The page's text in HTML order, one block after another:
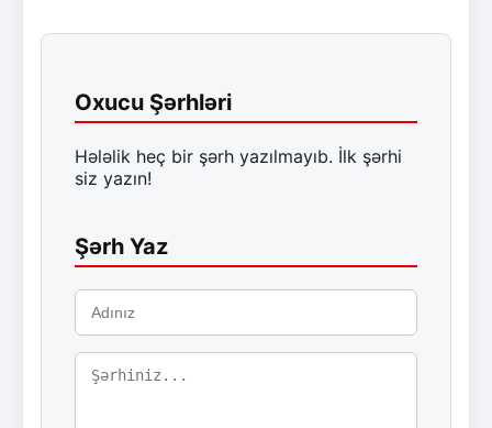
Oxucu Şərhləri
Hələlik heç bir şərh yazılmayıb. İlk şərhi
siz yazın!
Şərh Yaz